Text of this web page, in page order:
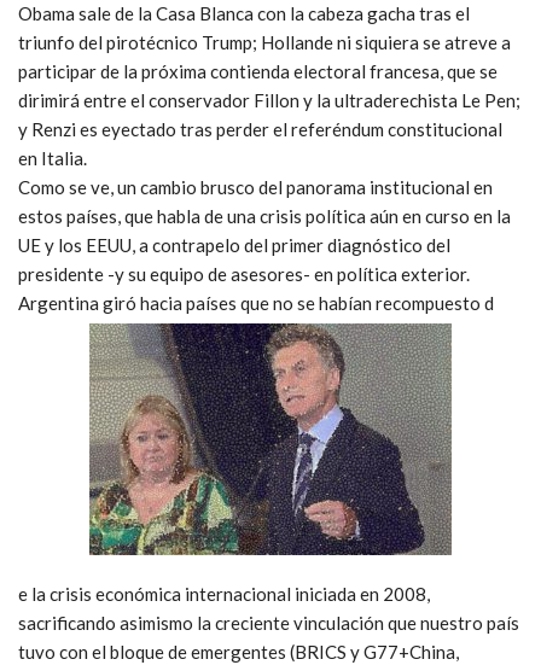
Obama sale de la Casa Blanca con la cabeza gacha tras el
triunfo del pirotécnico Trump; Hollande ni siquiera se atreve a
participar de la próxima contienda electoral francesa, que se
dirimirá entre el conservador Fillon y la ultraderechista Le Pen;
y Renzi es eyectado tras perder el referéndum constitucional
en Italia.
Como se ve, un cambio brusco del panorama institucional en
estos países, que habla de una crisis política aún en curso en la
UE y los EEUU, a contrapelo del primer diagnóstico del
presidente -y su equipo de asesores- en política exterior.
Argentina giró hacia países que no se habían recompuesto d
e la crisis económica internacional iniciada en 2008,
sacrificando asimismo la creciente vinculación que nuestro país
tuvo con el bloque de emergentes (BRICS y G77+China,